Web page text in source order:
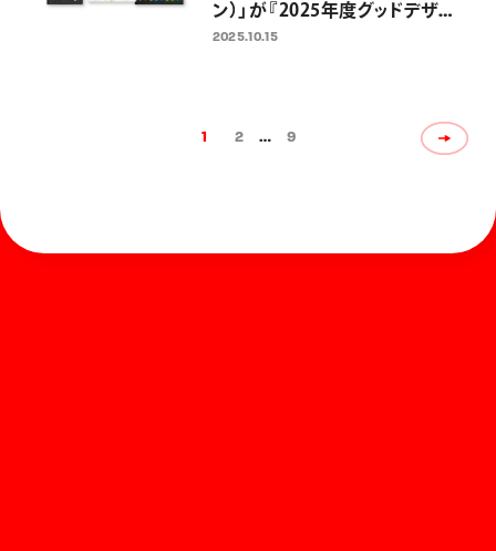
ン）」が『2025年度グッドデザイ
ン賞』を受賞
2025.10.15
1 2 … 9